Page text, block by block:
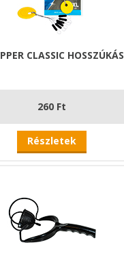
CLASSIC HOSSZÚKÁS
260 Ft
Részletek